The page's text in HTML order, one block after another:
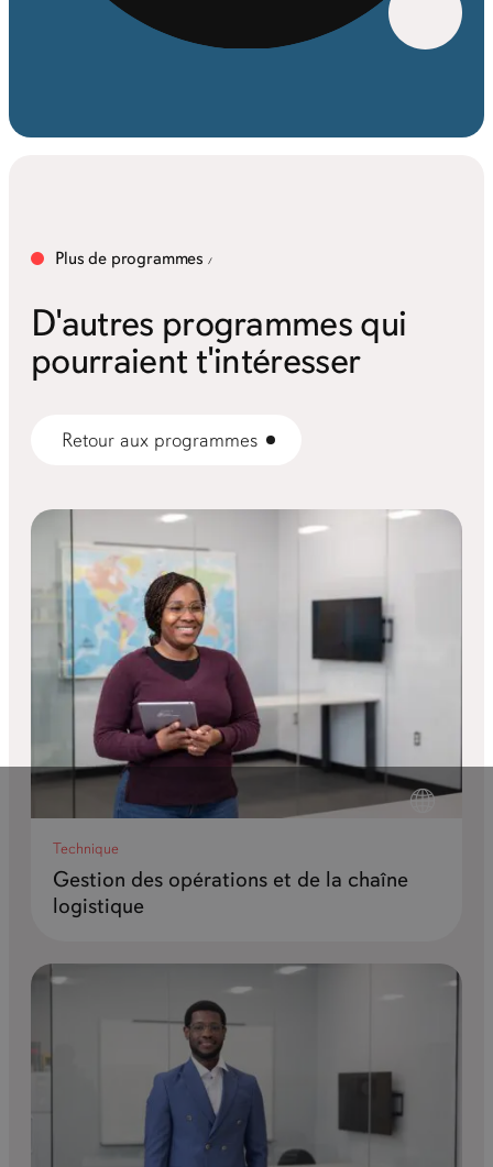
Plus de programmes
D'autres programmes qui
pourraient t'intéresser
Retour aux programmes
Technique
Gestion des opérations et de la chaîne
logistique